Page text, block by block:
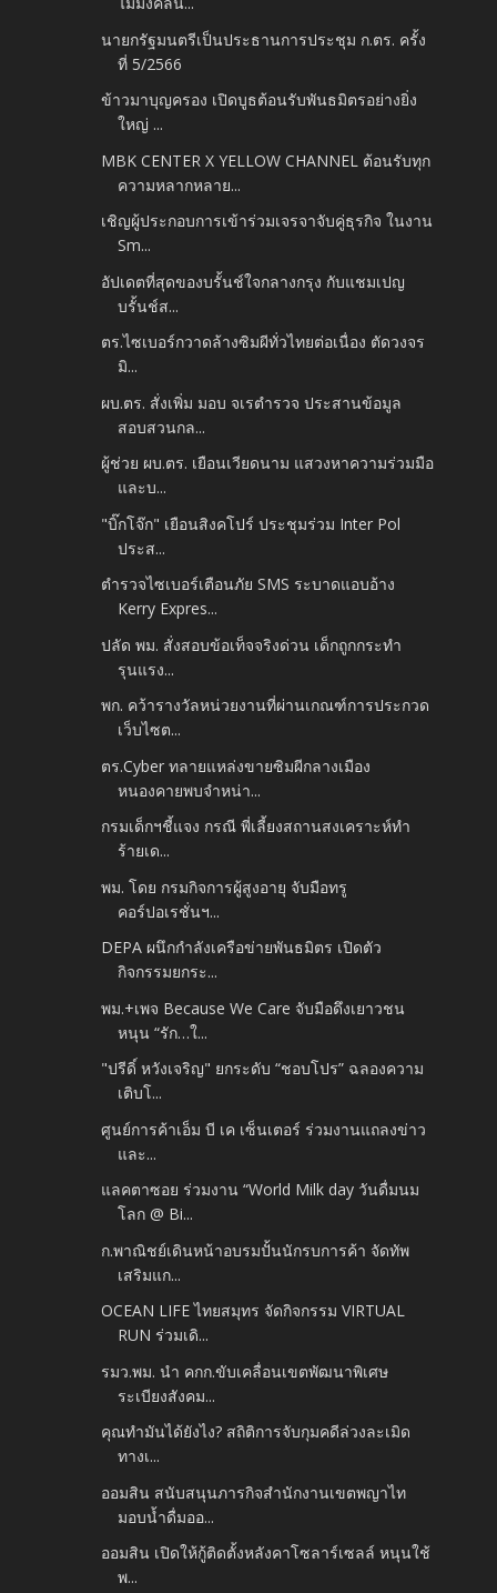
นายกรัฐมนตรีเป็นประธานการประชุม ก.ตร. ครั้ง
ที่ 5/2566
ข้าวมาบุญครอง เปิดบูธต้อนรับพันธมิตรอย่างยิ่ง
ใหญ่ ...
MBK CENTER X YELLOW CHANNEL ต้อนรับทุก
ความหลากหลาย...
เชิญผู้ประกอบการเข้าร่วมเจรจาจับคู่ธุรกิจ ในงาน
Sm...
อัปเดตที่สุดของบรั้นช์ใจกลางกรุง กับแชมเปญ
บรั้นช์ส...
ตร.ไซเบอร์กวาดล้างซิมผีทั่วไทยต่อเนื่อง ตัดวงจร
มิ...
ผบ.ตร. สั่งเพิ่ม มอบ จเรตำรวจ ประสานข้อมูล
สอบสวนกล...
ผู้ช่วย ผบ.ตร. เยือนเวียดนาม แสวงหาความร่วมมือ
และบ...
"บิ๊กโจ๊ก" เยือนสิงคโปร์ ประชุมร่วม Inter Pol
ประส...
ตำรวจไซเบอร์เตือนภัย SMS ระบาดแอบอ้าง
Kerry Expres...
ปลัด พม. สั่งสอบข้อเท็จจริงด่วน เด็กถูกกระทำ
รุนแรง...
พก. คว้ารางวัลหน่วยงานที่ผ่านเกณฑ์การประกวด
เว็บไซต...
ตร.Cyber ทลายแหล่งขายซิมผีกลางเมือง
หนองคายพบจำหน่า...
กรมเด็กฯชี้แจง กรณี พี่เลี้ยงสถานสงเคราะห์ทำ
ร้ายเด...
พม. โดย กรมกิจการผู้สูงอายุ จับมือทรู
คอร์ปอเรชั่นฯ...
DEPA ผนึกกำลังเครือข่ายพันธมิตร เปิดตัว
กิจกรรมยกระ...
พม.+เพจ Because We Care จับมือดึงเยาวชน
หนุน “รัก…ใ...
"ปรีดิ์ หวังเจริญ" ยกระดับ “ชอบโปร” ฉลองความ
เติบโ...
ศูนย์การค้าเอ็ม บี เค เซ็นเตอร์ ร่วมงานแถลงข่าว
และ...
แลคตาซอย ร่วมงาน “World Milk day วันดื่มนม
โลก @ Bi...
ก.พาณิชย์เดินหน้าอบรมปั้นนักรบการค้า จัดทัพ
เสริมแก...
OCEAN LIFE ไทยสมุทร จัดกิจกรรม VIRTUAL
RUN ร่วมเดิ...
รมว.พม. นำ คกก.ขับเคลื่อนเขตพัฒนาพิเศษ
ระเบียงสังคม...
คุณทำมันได้ยังไง? สถิติการจับกุมคดีล่วงละเมิด
ทางเ...
ออมสิน สนับสนุนภารกิจสำนักงานเขตพญาไท
มอบน้ำดื่มออ...
ออมสิน เปิดให้กู้ติดตั้งหลังคาโซลาร์เซลล์ หนุนใช้
พ...